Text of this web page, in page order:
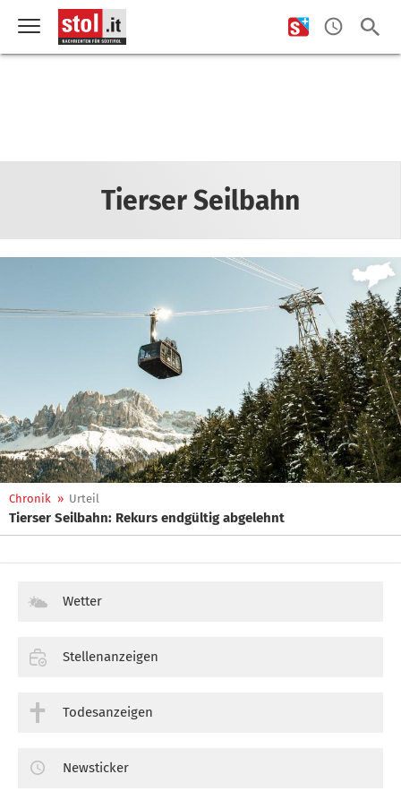
Tierser Seilbahn
Chronik » Urteil
Tierser Seilbahn: Rekurs endgültig abgelehnt
Wetter
Stellenanzeigen
Todesanzeigen
Newsticker